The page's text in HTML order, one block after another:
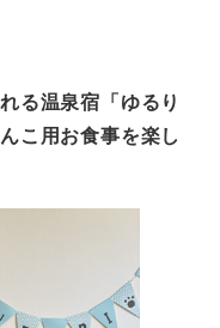
る温泉宿「ゆるり
こ用お食事を楽し